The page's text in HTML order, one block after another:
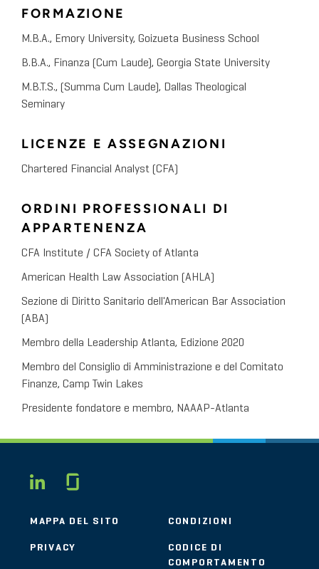
FORMAZIONE
M.B.A., Emory University, Goizueta Business School
B.B.A., Finanza (Cum Laude), Georgia State University
M.B.T.S., (Summa Cum Laude), Dallas Theological
Seminary
LICENZE E ASSEGNAZIONI
Chartered Financial Analyst (CFA)
ORDINI PROFESSIONALI DI
APPARTENENZA
CFA Institute / CFA Society of Atlanta
American Health Law Association (AHLA)
Sezione di Diritto Sanitario dell'American Bar Association
(ABA)
Membro della Leadership Atlanta, Edizione 2020
Membro del Consiglio di Amministrazione e del Comitato
Finanze, Camp Twin Lakes
Presidente fondatore e membro, NAAAP-Atlanta
LINKEDIN
MAPPA DEL SITO CONDIZIONI
PRIVACY
CODICE DI
COMPORTAMENTO